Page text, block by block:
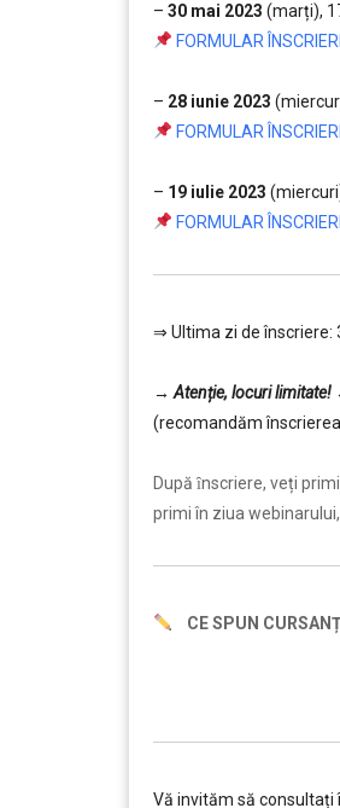
– 30 mai 2023 (marți),
FORMULAR
– 28 iunie 2023
FORMULAR
– 19 iulie 2023
FORMULAR
⇒ Ultima zi de înscriere:
→ Atenție, locuri limitate!
(recomandăm
După ȋnscriere, veți
primi în ziua
CE SPUN
Vă invităm să consultați